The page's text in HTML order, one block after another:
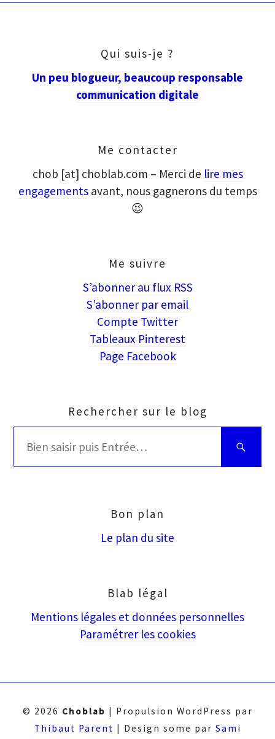
Qui suis-je ?
Un peu blogueur, beaucoup responsable
communication digitale
Me contacter
chob [at] choblab.com – Merci de lire mes
engagementsavant, nous gagnerons du temps
😉
Me suivre
S’abonner au flux RSS
S’abonner par email
Compte Twitter
Tableaux Pinterest
Page Facebook
Rechercher sur le blog
Bien
Bon plan
Le plan du site
Blab légal
Mentions légales et données personnelles
Paramétrer les cookies
© 2026 Choblab
Propulsion WordPress par
Thibaut Parent
Design some par Sami